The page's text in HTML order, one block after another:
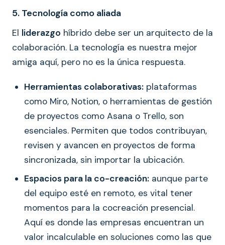
5. Tecnología como aliada
El liderazgo híbrido debe ser un arquitecto de la
colaboración. La tecnología es nuestra mejor
amiga aquí, pero no es la única respuesta.
Herramientas colaborativas: plataformas
como Miro, Notion, o herramientas de gestión
de proyectos como Asana o Trello, son
esenciales. Permiten que todos contribuyan,
revisen y avancen en proyectos de forma
sincronizada, sin importar la ubicación.
Espacios para la co-creación: aunque parte
del equipo esté en remoto, es vital tener
momentos para la cocreación presencial.
Aquí es donde las empresas encuentran un
valor incalculable en soluciones como las que